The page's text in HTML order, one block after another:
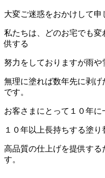
大変ご迷惑をおかけして申
私たちは、どのお宅でも
供する
努力をしておりますが雨や
無理に塗れば数年先に剥
です。
お客さまにとって１０年に
１０年以上長持ちする塗り
高品質の仕上げを提供す
す。